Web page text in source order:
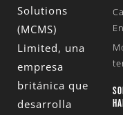
Solutions
(MCMS)
Limited, una
empresa
británica que
desarrolla